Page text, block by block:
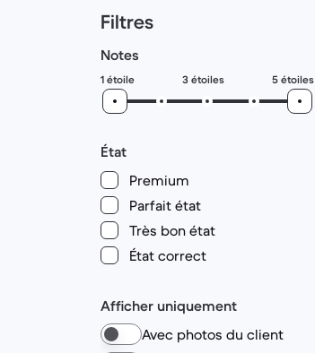
Filtres
Notes
1 étoile 3 étoiles 5 étoiles
État
Premium
Parfait état
Très bon état
État correct
Afficher uniquement
Avec photos du client